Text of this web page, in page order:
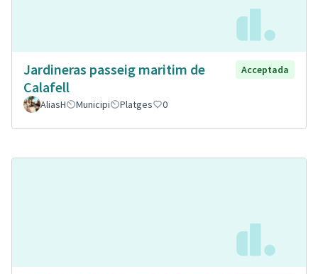
Jardineras passeig maritim de
Calafell
Acceptada
AliasH Municipi Platges 0